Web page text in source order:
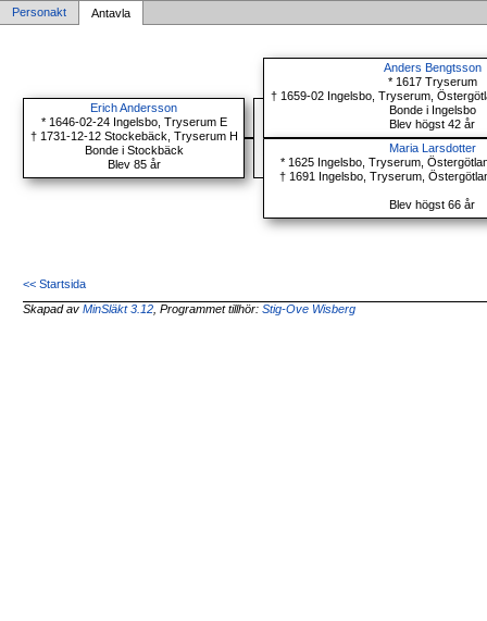
Personakt Antavla
Erich Andersson
* 1646-02-24 Ingelsbo, Tryserum E
† 1731-12-12 Stockebäck, Tryserum H
Bonde i Stockbäck
Blev 85 år
Anders Bengtsson
* 1617 Tryserum
† 1659-02 Ingelsbo, Tryserum,
Bonde i Ingelsbo
Blev högst 42 år
Maria Larsdotter
* 1625 Ingelsbo, Tryserum,
† 1691 Ingelsbo, Tryserum,
Blev högst 66 år
<< Startsida
Skapad avMinSläkt 3.12 , Programmet tillhör:Stig-Ove Wisberg